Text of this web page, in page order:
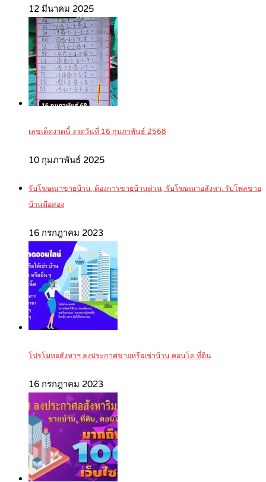
12 มีนาคม 2025
เลขเด็ดงวดนี้ งวดวันที่ 16 กุมภาพันธ์ 2568
10 กุมภาพันธ์ 2025
รับโฆษณาขายบ้าน, ต้องการขายบ้านด่วน, รับโฆษณาอสังหา, รับโพสขาย
บ้านมือสอง
16 กรกฎาคม 2023
โปรโมทอสังหาฯ ลงประกาศขายหรือเช่าบ้าน คอนโด ที่ดิน
16 กรกฎาคม 2023